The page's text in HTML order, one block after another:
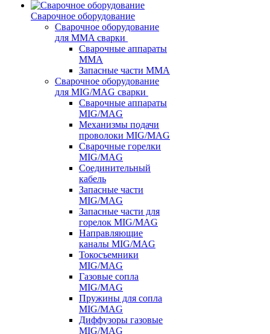
Сварочное оборудование
Сварочное оборудование
для MMA сварки
Сварочные аппараты
MMA
Запасные части MMA
Сварочное оборудование
для MIG/MAG сварки
Сварочные аппараты
MIG/MAG
Механизмы подачи
проволоки MIG/MAG
Сварочные горелки
MIG/MAG
Соединительный
кабель
Запасные части
MIG/MAG
Запасные части для
горелок MIG/MAG
Направляющие
каналы MIG/MAG
Токосъемники
MIG/MAG
Газовые сопла
MIG/MAG
Пружины для сопла
MIG/MAG
Диффузоры газовые
MIG/MAG